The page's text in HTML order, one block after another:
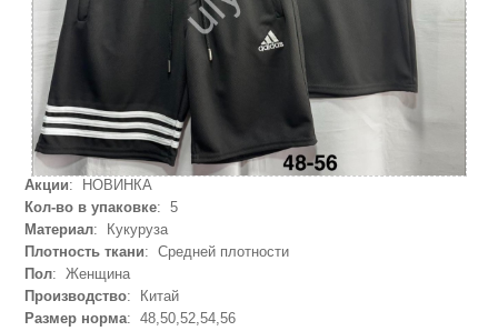
Акции: НОВИНКА
Кол-во в упаковке: 5
Материал: Кукуруза
Плотность ткани: Средней плотности
Пол: Женщина
Производство: Китай
Размер норма: 48,50,52,54,56